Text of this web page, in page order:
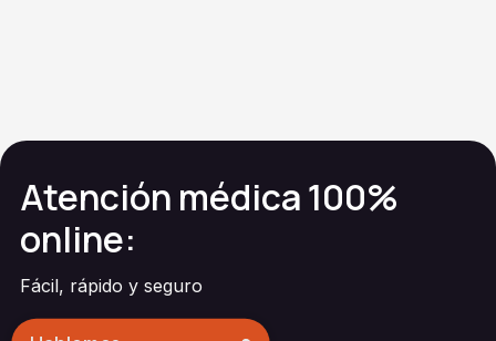
Atención médica 100%
online:
Fácil, rápido y seguro